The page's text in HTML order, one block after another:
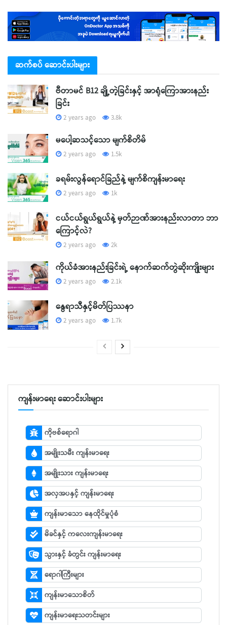
ဆက်စပ် ဆောင်းပါးများ
ဗီတာမင် B12 ချို့တဲ့ခြင်းနှင့် အာရုံကြောအားနည်း
ခြင်း
2 years ago 3.8k
မပေါ့ဆသင့်သော မျက်စိတိမ်
2 years ago 1.5k
ခရမ်းလွန်ရောင်ခြည်နဲ့ မျက်စိကျန်းမာရေး
2 years ago 1k
ငယ်ငယ်ရွယ်ရွယ်နဲ့ မှတ်ဉာဏ်အားနည်းလာတာ ဘာ
ကြောင့်လဲ?
2 years ago 2k
ကိုယ်ခံအားနည်းခြင်းရဲ့ နောက်ဆက်တွဲဆိုးကျိုးများ
2 years ago 2.1k
နွေရာသီနှင့်မိတ်ပြဿနာ
2 years ago 1.7k
ကျန်းမာရေး ဆောင်းပါးများ
ကိုဗစ်ရောဂါ
အမျိုးသမီး ကျန်းမာရေး
အမျိုးသား ကျန်းမာရေး
အလှအပနှင့် ကျန်းမာရေး
ကျန်းမာသော နေထိုင်မှုပုံစံ
မိခင်နှင့် ကလေးကျန်းမာရေး
သွားနှင့် ခံတွင်း ကျန်းမာရေး
ရောဂါကြီးများ
ကျန်းမာသောစိတ်
ကျန်းမာရေးသတင်းများ